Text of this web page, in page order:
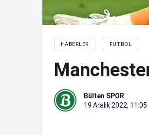
HABERLER FUTBOL
Bülten SPOR
19 Aralık 2022, 11:05